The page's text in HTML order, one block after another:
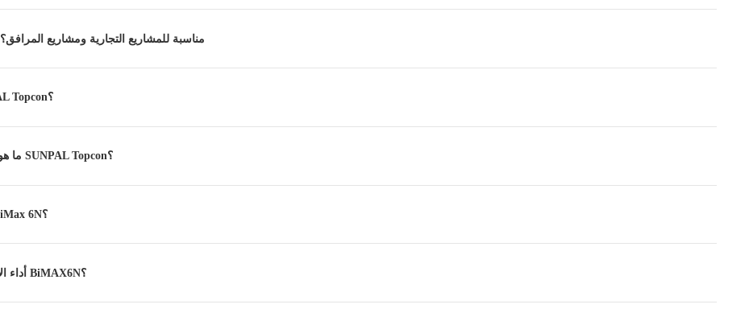
هل الألواح الشمسية TOPCon BiMAX6N من Sunpal مناسبة للمشاريع التجارية ومشاريع المرافق؟
ما هي الألواح الشمسية الزجاجية المزدوجة من SUNPAL Topcon؟
ما هو تصنيف كفاءة الألواح الشمسية الزجاجية المزدوجة من SUNPAL Topcon؟
أين يمكنني شراء الألواح الشمسية SUNPAL Topcon BiMax 6N؟
كيف تحسن تقنية TOPCon من Sunpal أداء الألواح الشمسية BiMAX6N؟